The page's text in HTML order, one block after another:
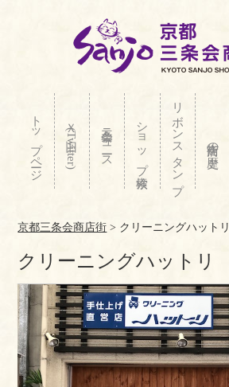
トップページ Ｘ(旧Twitter) 三条会ニュース ショップ検索 リボンスタンプ 商店街の歴史
京都三条会商店街 > クリーニングハットリ
クリーニングハットリ